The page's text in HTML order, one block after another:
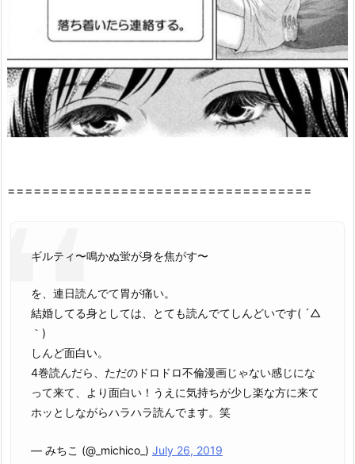
ィ
～
鳴
か
ぬ
身
巻』
想・
===================================
ギルティ〜鳴かぬ蛍が身を焦がす〜
を、連日読んでて胃が痛い。
結婚してる身としては、とても読んでてしんどいです( ´△
｀)
しんど面白い。
4巻読んだら、ただのドロドロ不倫漫画じゃない感じにな
って来て、より面白い！うえに気持ちが少し楽な方に来て
ホッとしながらハラハラ読んでます。笑
— みちこ (@_michico_) July 26, 2019